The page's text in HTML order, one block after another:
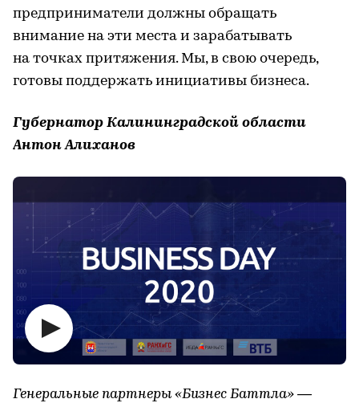
предприниматели должны обращать
внимание на эти места и зарабатывать
на точках притяжения. Мы, в свою очередь,
готовы поддержать инициативы бизнеса.
Губернатор Калининградской области
Антон Алиханов
Генеральные партнеры «Бизнес Баттла» —